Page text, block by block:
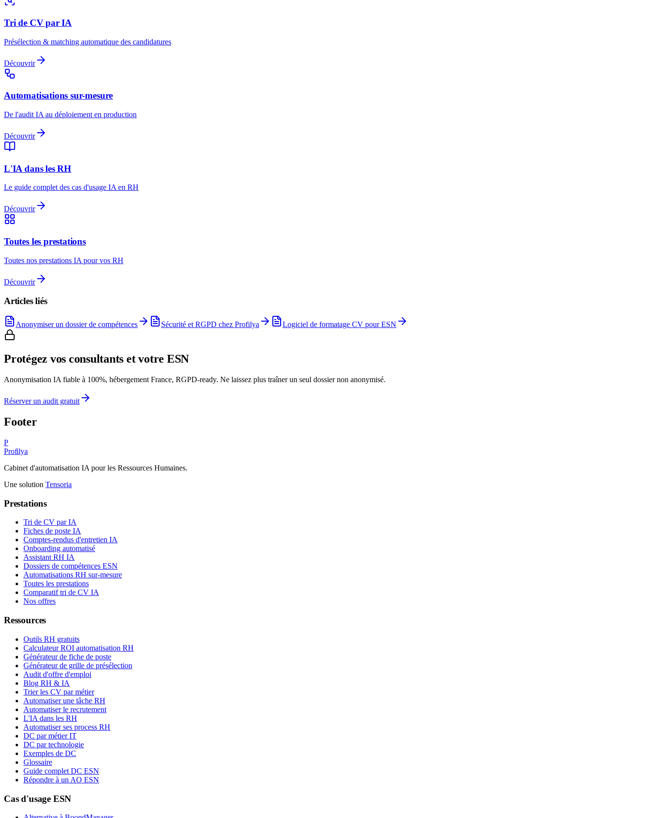
Tri de CV par IA
Présélection & matching automatique des candidatures
Découvrir
Automatisations sur-mesure
De l'audit IA au déploiement en production
Découvrir
L'IA dans les RH
Le guide complet des cas d'usage IA en RH
Découvrir
Toutes les prestations
Toutes nos prestations IA pour vos RH
Découvrir
Articles liés
Anonymiser un dossier de compétences Sécurité et RGPD chez Profilya Logiciel de formatage CV pour ESN
Protégez vos consultants et votre ESN
Anonymisation IA fiable à 100%, hébergement France, RGPD-ready. Ne laissez plus traîner un seul dossier non anonymisé.
Réserver un audit gratuit
Footer
P
Profilya
Cabinet d'automatisation IA pour les Ressources Humaines.
Une solution Tensoria
Prestations
Tri de CV par IA
Fiches de poste IA
Comptes-rendus d'entretien IA
Onboarding automatisé
Assistant RH IA
Dossiers de compétences ESN
Automatisations RH sur-mesure
Toutes les prestations
Comparatif tri de CV IA
Nos offres
Ressources
Outils RH gratuits
Calculateur ROI automatisation RH
Générateur de fiche de poste
Générateur de grille de présélection
Audit d'offre d'emploi
Blog RH & IA
Trier les CV par métier
Automatiser une tâche RH
Automatiser le recrutement
L'IA dans les RH
Automatiser ses process RH
DC par métier IT
DC par technologie
Exemples de DC
Glossaire
Guide complet DC ESN
Répondre à un AO ESN
Cas d'usage ESN